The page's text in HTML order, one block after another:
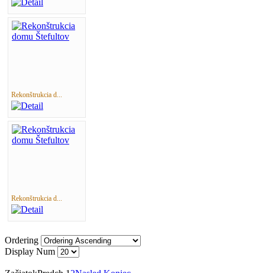
Rekonštrukcia d...
Rekonštrukcia d...
Ordering
Display Num